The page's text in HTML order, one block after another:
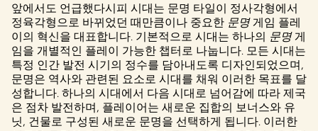
앞에서도 언급했다시피 시대는 문명 타일이 정사각형에서
정육각형으로 바뀌었던 때만큼이나 중요한 문명게임 플레
이의 혁신을 대표합니다. 기본적으로 시대는 하나의 문명게
임을 개별적인 플레이 가능한 챕터로 나눕니다. 모든 시대는
특정 인간 발전 시기의 정수를 담아내도록 디자인되었으며,
문명은 역사와 관련된 요소로 시대를 채워 이러한 목표를 달
성합니다. 하나의 시대에서 다음 시대로 넘어감에 따라 제국
은 점차 발전하며, 플레이어는 새로운 집합의 보너스와 유
닛, 건물로 구성된 새로운 문명을 선택하게 됩니다. 이러한